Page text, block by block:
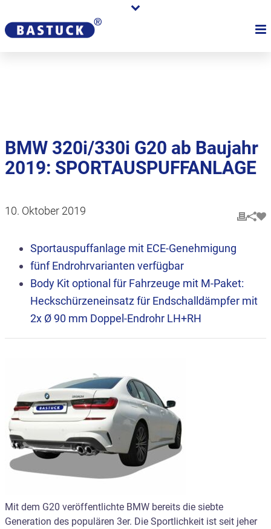
Händler
BMW 320i/330i G20 ab Baujahr
2019: SPORTAUSPUFFANLAGE
10. Oktober 2019
Sportauspuffanlage mit ECE-Genehmigung
fünf Endrohrvarianten verfügbar
Body Kit optional für Fahrzeuge mit M-Paket:
Heckschürzeneinsatz für Endschalldämpfer mit
2x Ø 90 mm Doppel-Endrohr LH+RH
Mit dem G20 veröffentlichte BMW bereits die siebte
Generation des populären 3er. Die Sportlichkeit ist seit jeher